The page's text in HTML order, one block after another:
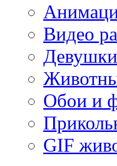
Видео
Девушки
Обои и
GIF